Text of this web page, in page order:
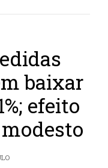
baixar
efeito